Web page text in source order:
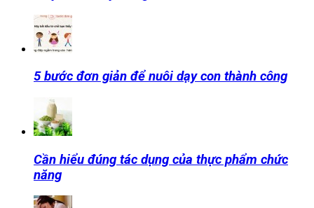
5 bước đơn giản để nuôi dạy con thành công
Cần hiểu đúng tác dụng của thực phẩm chức
năng